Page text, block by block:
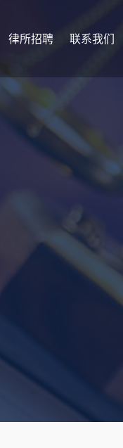
律所招聘 联系我们